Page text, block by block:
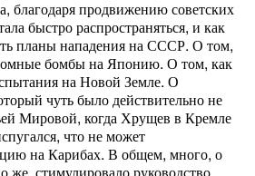
благодаря продвижению советских
быстро распространяться, и как
планы нападения на СССР. О том,
бомбы на Японию. О том, как
на Новой Земле. О
чуть было действительно не
Мировой, когда Хрущев в Кремле
что не может
на Карибах. В общем, много, о